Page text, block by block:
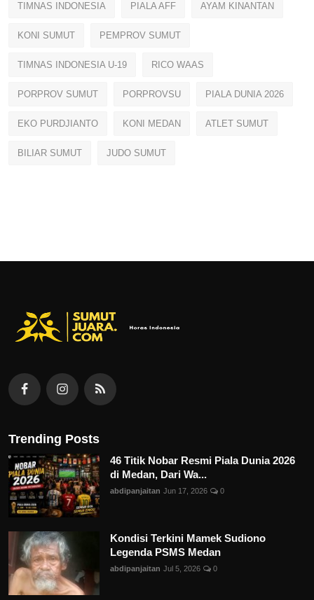
TIMNAS INDONESIA PIALA AFF AYAM KINANTAN
KONI SUMUT PEMPROV SUMUT
TIMNAS INDONESIA U-19 RICO WAAS
PORPROV SUMUT PORPROVSU PIALA DUNIA 2026
EKO PURDJIANTO KONI MEDAN ATLET SUMUT
BILIAR SUMUT JUDO SUMUT
Trending Posts
46 Titik Nobar Resmi Piala Dunia 2026
di Medan, Dari Wa...
abdipanjaitan Jun 17, 2026 0
Kondisi Terkini Mamek Sudiono
Legenda PSMS Medan
abdipanjaitan Jul 5, 2026 0